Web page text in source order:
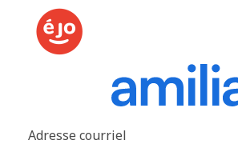
Adresse courriel